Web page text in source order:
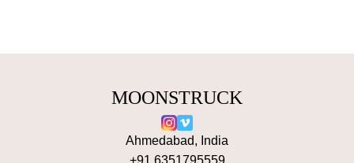
MOONSTRUCK
Ahmedabad, India